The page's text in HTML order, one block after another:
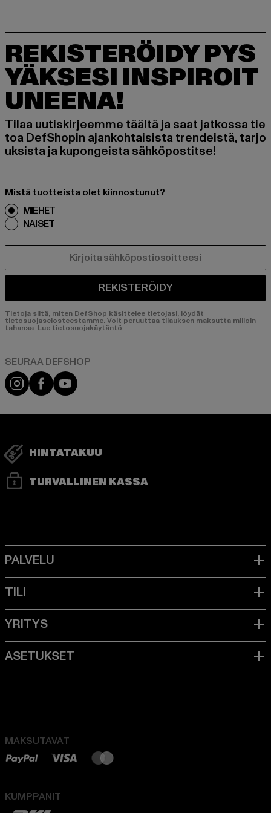
REKISTERÖIDY PYS
YÄKSESI INSPIROIT
UNEENA!
Tilaa uutiskirjeemme täältä ja saat jatkossa tie
toa DefShopin ajankohtaisista trendeistä, tarjo
uksista ja kupongeista sähköpostitse!
Mistä tuotteista olet kiinnostunut?
MIEHET
NAISET
REKISTERÖIDY
Tietoja siitä, miten DefShop käsittelee tietojasi, löydät
tietosuojaselosteestamme. Voit peruuttaa tilauksen maksutta milloin
tahansa. Lue tietosuojakäytäntö
Visit our Instagram page:
Visit our Facebook page:
Visit our YouTube channel:
HINTATAKUU
TURVALLINEN KASSA
MAKSUTAVAT
KUMPPANIT